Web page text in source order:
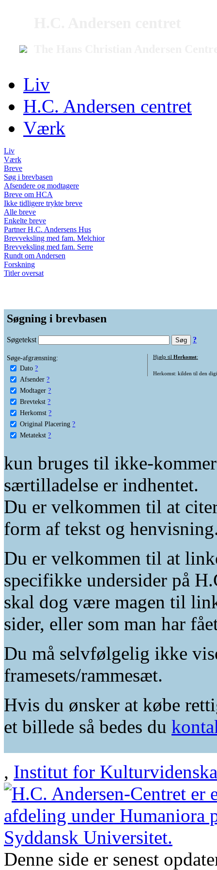
Liv
H.C. Andersen centret
Værk
Liv
Værk
Breve
Søg i brevbasen
Afsendere og modtagere
Breve om HCA
Ikke tidligere trykte breve
Alle breve
Enkelte breve
Partner H.C. Andersens Hus
Brevveksling med fam. Melchior
Brevveksling med fam. Serre
Rundt om Andersen
Forskning
Titler oversat
Søgning i brevbasen
Søgetekst ?
Søge-afgrænsning:
Dato ?
Afsender ?
Modtager ?
Brevtekst ?
Herkomst ?
Original Placering ?
Metatekst ?
Hjælp til Herkomst:
Herkomst: kilden til den
kun bruges til ikke-
særtilladelse er indhentet.
Du er velkommen til at
form af tekst og
Du er velkommen til at
specifikke undersider på
skal dog være magen til
sider, eller som man har
Du må selvfølgelig ikke
framesets/rammesæt.
Hvis du ønsker at købe
et billede så bedes du
, Institut for
Denne side er senest